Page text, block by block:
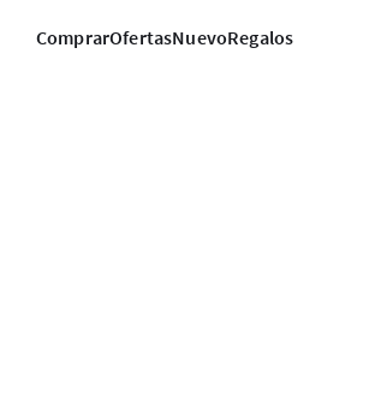
ComprarOfertasNuevoRegalos